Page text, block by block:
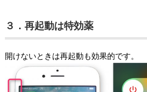
３．再起動は特効薬
開けないときは再起動も効果的です。